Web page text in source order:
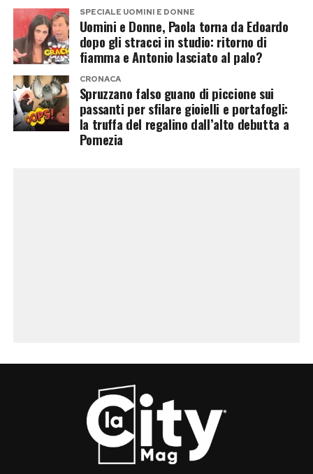
SPECIALE UOMINI E DONNE
Uomini e Donne, Paola torna da Edoardo
dopo gli stracci in studio: ritorno di
fiamma e Antonio lasciato al palo?
CRONACA
Spruzzano falso guano di piccione sui
passanti per sfilare gioielli e portafogli:
la truffa del regalino dall’alto debutta a
Pomezia